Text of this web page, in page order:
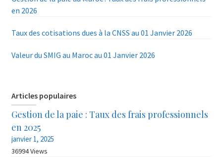
en 2026
Taux des cotisations dues à la CNSS au 01 Janvier 2026
Valeur du SMIG au Maroc au 01 Janvier 2026
Articles populaires
Gestion de la paie : Taux des frais professionnels
en 2025
janvier 1, 2025
36994 Views